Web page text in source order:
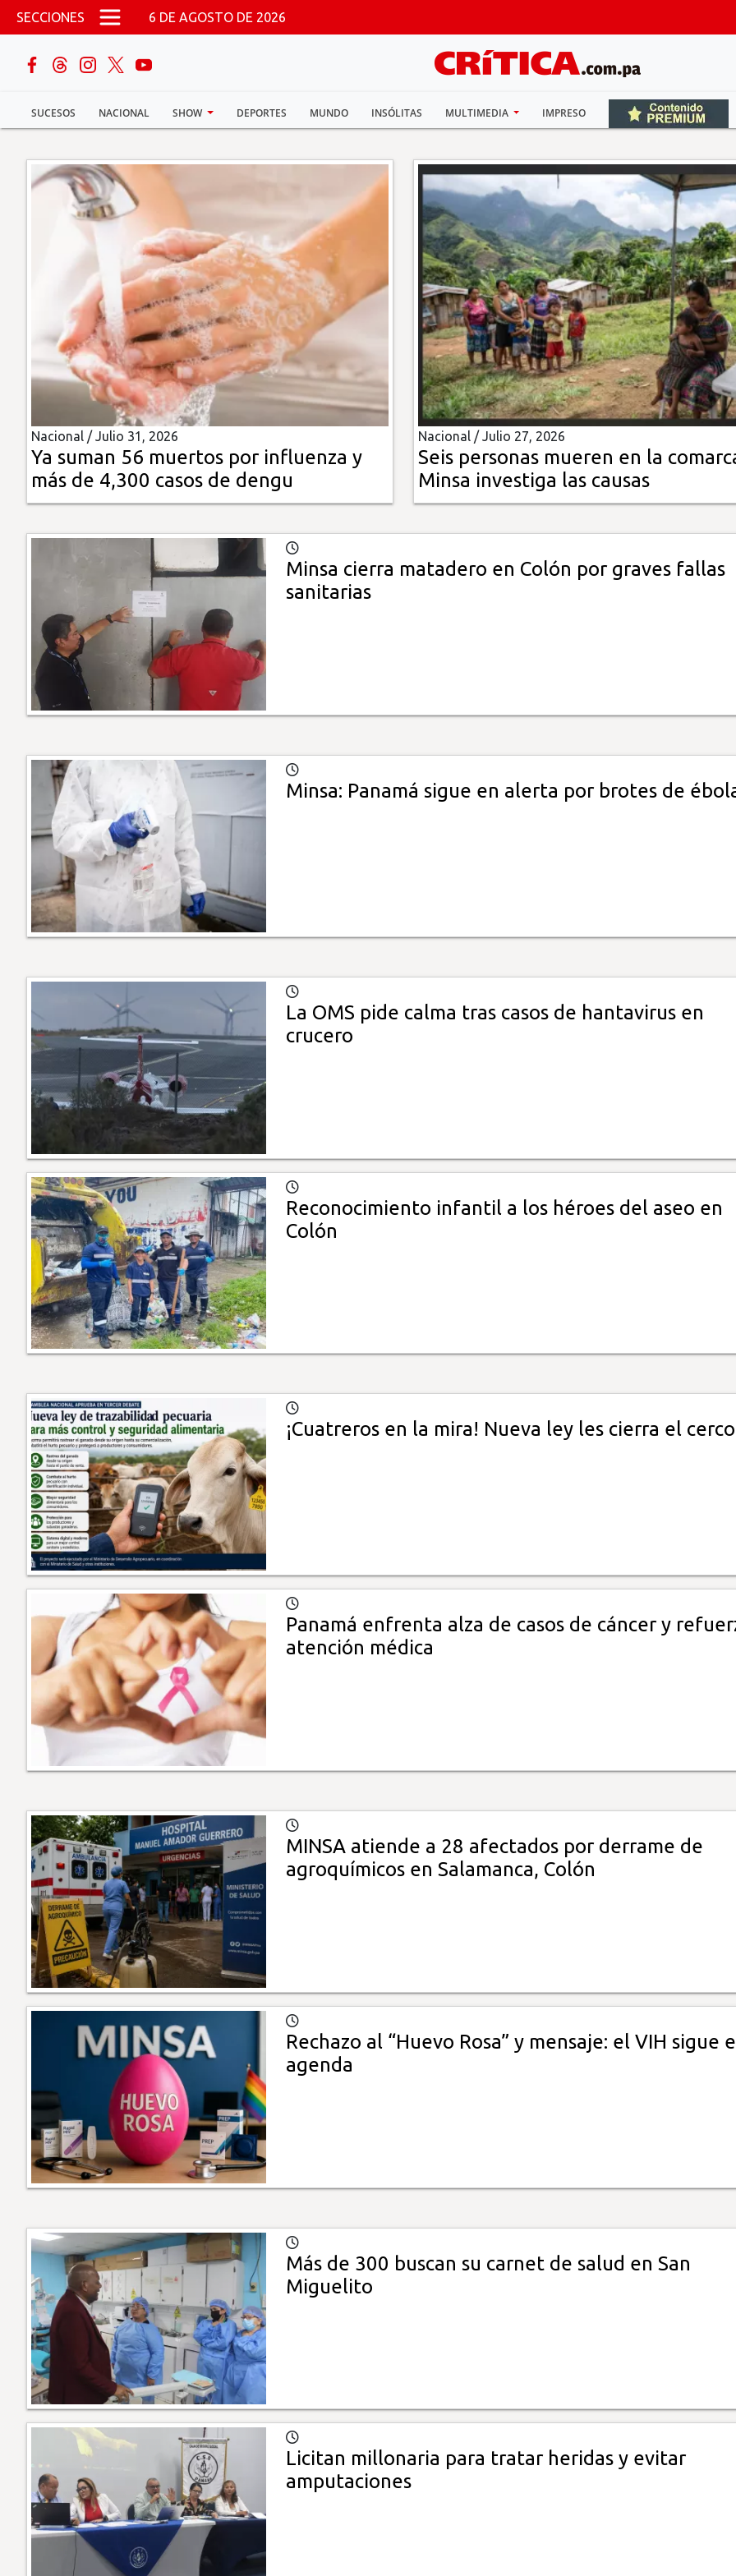
Pasar al contenido principal
SECCIONES 6 DE AGOSTO DE 2026
SUCESOS NACIONAL SHOW DEPORTES MUNDO INSÓLITAS MULTIMEDIA IMPRESO
buscar
Sucesos
Nacional
Deportes
Mundo
Multimedia
Impreso
Nacional /Julio 31, 2026
Ya suman 56 muertos por influenza y
más de 4,300 casos de dengu
Nacional /Julio 27, 2026
Seis personas mueren en la
Minsa investiga las causas
Minsa cierra matadero en Colón por graves fallas
sanitarias
Minsa: Panamá sigue en alerta por brotes de
La OMS pide calma tras casos de hantavirus en
crucero
Reconocimiento infantil a los héroes del aseo en
Colón
¡Cuatreros en la mira! Nueva ley les cierra el cerco
Panamá enfrenta alza de casos de cáncer y
atención médica
MINSA atiende a 28 afectados por derrame de
agroquímicos en Salamanca, Colón
Rechazo al “Huevo Rosa” y mensaje: el VIH sigue
agenda
Más de 300 buscan su carnet de salud en San
Miguelito
Licitan millonaria para tratar heridas y evitar
amputaciones